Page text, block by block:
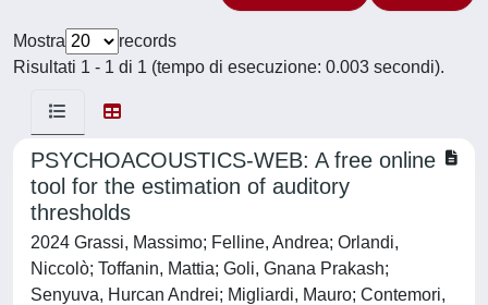
Mostra
records
Risultati 1 - 1 di 1 (tempo di esecuzione: 0.003 secondi).
PSYCHOACOUSTICS-WEB: A free online
tool for the estimation of auditory
thresholds
2024 Grassi, Massimo; Felline, Andrea; Orlandi,
Niccolò; Toffanin, Mattia; Goli, Gnana Prakash;
Senyuva, Hurcan Andrei; Migliardi, Mauro; Contemori,